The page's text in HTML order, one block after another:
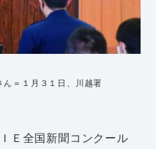
＝１月３１日、川越署
Ｅ全国新聞コンクール